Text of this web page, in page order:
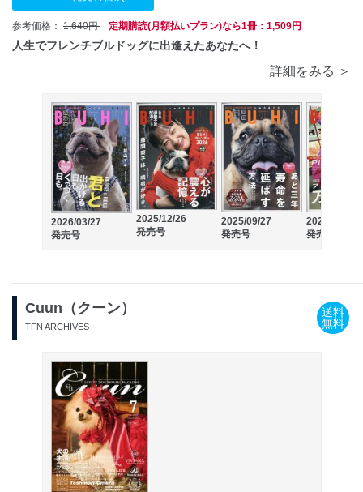
参考価格： 1,640円 定期購読(月額払いプラン)なら1冊：1,509円
人生でフレンチブルドッグに出逢えたあなたへ！
詳細をみる ＞
2026/03/27
発売号
2025/12/26
発売号
2025/09/27
発売号
2025/06/27
発売号
Cuun（クーン）
TFN ARCHIVES
送料
無料